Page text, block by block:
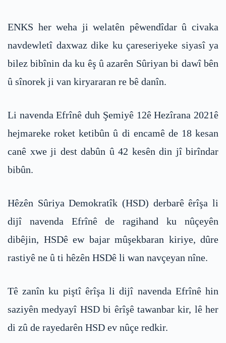
ENKS her weha ji welatên pêwendîdar û civaka
navdewletî daxwaz dike ku çareseriyeke siyasî ya
bilez bibînin da ku êş û azarên Sûriyan bi dawî bên
û sînorek ji van kiryararan re bê danîn.
Li navenda Efrînê duh Şemiyê 12ê Hezîrana 2021ê
hejmareke roket ketibûn û di encamê de 18 kesan
canê xwe ji dest dabûn û 42 kesên din jî birîndar
bibûn.
Hêzên Sûriya Demokratîk (HSD) derbarê êrîşa li
dijî navenda Efrînê de ragihand ku nûçeyên
dibêjin, HSDê ew bajar mûşekbaran kiriye, dûre
rastiyê ne û ti hêzên HSDê li wan navçeyan nîne.
Tê zanîn ku piştî êrîşa li dijî navenda Efrînê hin
saziyên medyayî HSD bi êrîşê tawanbar kir, lê her
di zû de rayedarên HSD ev nûçe redkir.